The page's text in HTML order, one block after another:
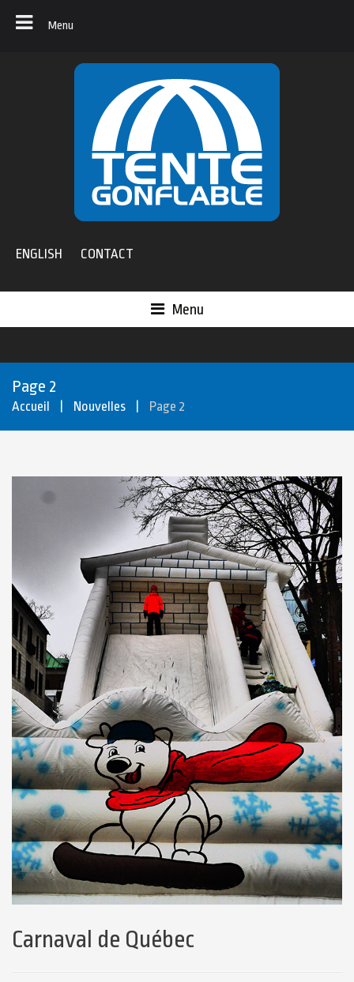
ENGLISH CONTACT
Menu
Page 2
Accueil Nouvelles Page 2
Carnaval de Québec
Menu